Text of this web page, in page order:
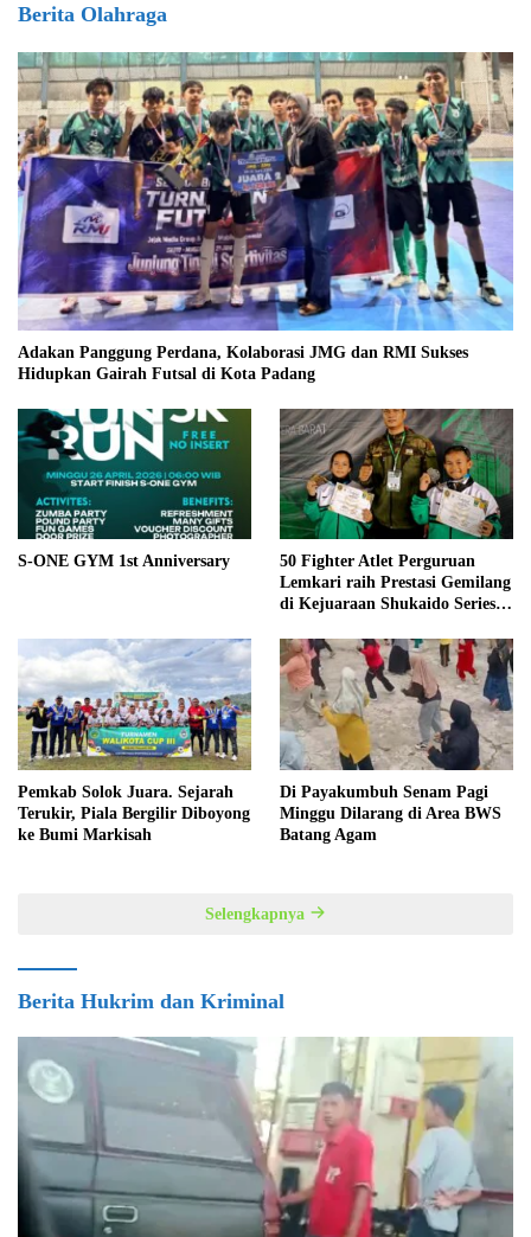
Berita Olahraga
Adakan Panggung Perdana, Kolaborasi JMG dan RMI Sukses
Hidupkan Gairah Futsal di Kota Padang
S-ONE GYM 1st Anniversary
50 Fighter Atlet Perguruan
Lemkari raih Prestasi Gemilang
di Kejuaraan Shukaido Series 1
Pemkab Solok Juara. Sejarah
Terukir, Piala Bergilir Diboyong
ke Bumi Markisah
Di Payakumbuh Senam Pagi
Minggu Dilarang di Area BWS
Batang Agam
Selengkapnya
Berita Hukrim dan Kriminal